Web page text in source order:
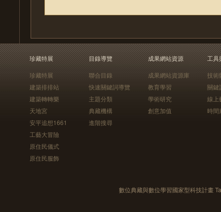
珍藏特展
珍藏特展
建築排排站
建築轉轉樂
天地宮
安平追想1661
工藝大冒險
原住民儀式
原住民服飾
目錄導覽
聯合目錄
快速關鍵詞導覽
主題分類
典藏機構
進階搜尋
成果網站資源
成果網站資源庫
教育學習
學術研究
創意加值
工具
技術
關鍵
線上
時間
數位典藏與數位學習國家型科技計畫